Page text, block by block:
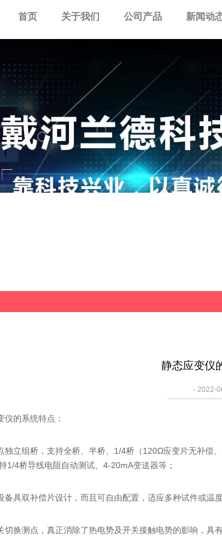
首页 关于我们 公司产品 新闻动
静态应变仪
- 2022-
系统特点：
组桥，支持全桥、半桥、1/4桥（120Ω应变片无补偿、
1/4桥导线电阻自动测试、4-20mA变送器等；
双补偿片设计，而且可自由配置，适应多种试件或温度
测点，真正消除了热电势及开关接触电势的影响，具有